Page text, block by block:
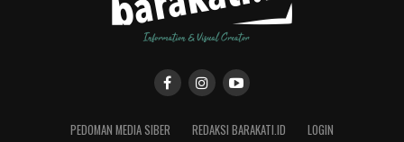
PEDOMAN MEDIA SIBER REDAKSI BARAKATI.ID LOGIN